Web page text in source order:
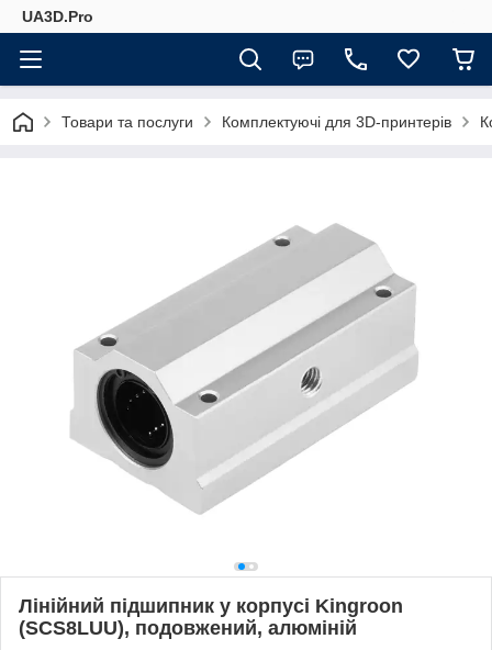
UA3D.Pro
Товари та послуги Комплектуючі для 3D-принтерів
Лінійний підшипник у корпусі Kingroon
(SCS8LUU), подовжений, алюміній